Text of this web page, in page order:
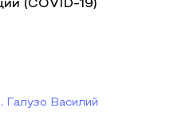
(COVID-19)
Галузо Василий